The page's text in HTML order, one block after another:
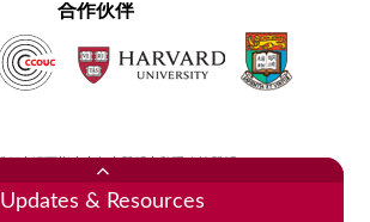
合作伙伴
2020香港醫學專科學院 版權所有
Updates & Resources